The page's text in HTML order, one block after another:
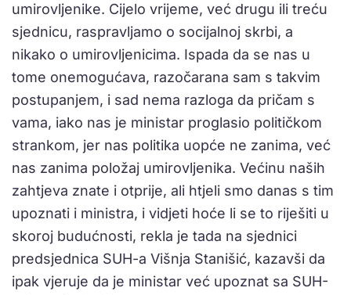
umirovljenike. Cijelo vrijeme, već drugu ili treću
sjednicu, raspravljamo o socijalnoj skrbi, a
nikako o umirovljenicima. Ispada da se nas u
tome onemogućava, razočarana sam s takvim
postupanjem, i sad nema razloga da pričam s
vama, iako nas je ministar proglasio političkom
strankom, jer nas politika uopće ne zanima, već
nas zanima položaj umirovljenika. Većinu naših
zahtjeva znate i otprije, ali htjeli smo danas s tim
upoznati i ministra, i vidjeti hoće li se to riješiti u
skoroj budućnosti, rekla je tada na sjednici
predsjednica SUH-a Višnja Stanišić, kazavši da
ipak vjeruje da je ministar već upoznat sa SUH-